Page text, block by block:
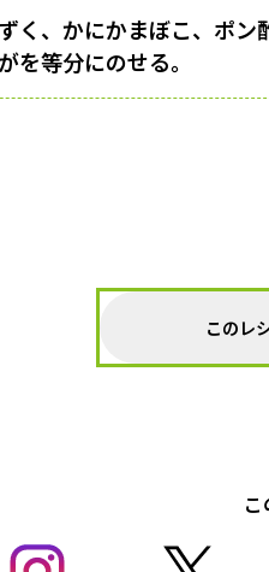
く、かにかまぼこ、ポ
を等分にのせる。
このレ